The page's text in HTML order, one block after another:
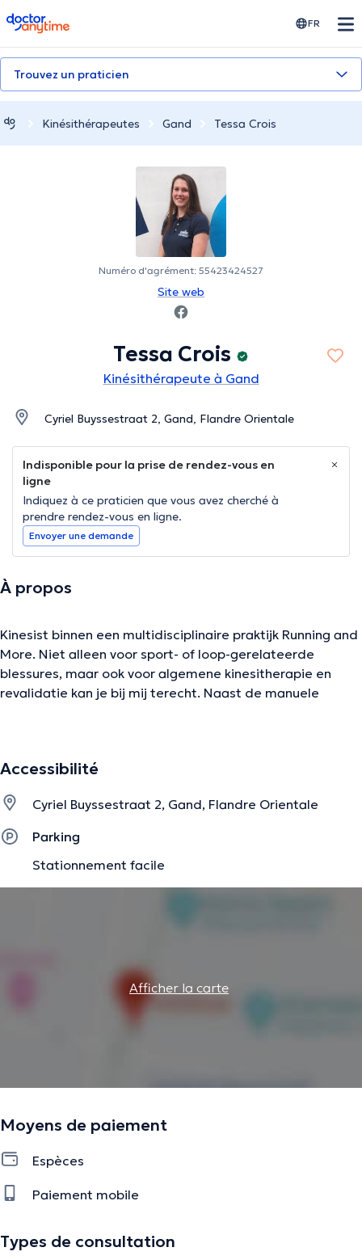
doctoranytime FR
Trouvez un praticien
Kinésithérapeutes Gand Tessa Crois
Numéro d'agrément: 55423424527
Site web
Tessa Crois
Kinésithérapeute à Gand
Cyriel Buyssestraat 2, Gand, Flandre Orientale
Indisponible pour la prise de rendez-vous en
ligne
Indiquez à ce praticien que vous avez cherché à
prendre rendez-vous en ligne.
Envoyer une demande
À propos
Kinesist binnen een multidisciplinaire praktijk Running and
More. Niet alleen voor sport- of loop-gerelateerde
blessures, maar ook voor algemene kinesitherapie en
revalidatie kan je bij mij terecht. Naast de manuele
La description a été éditée par l'équipe de Doctoranytime et se base sur des
Accessibilité
Cyriel Buyssestraat 2, Gand, Flandre Orientale
Parking
Stationnement facile
Afficher la carte
Moyens de paiement
Espèces
Paiement mobile
Types de consultation